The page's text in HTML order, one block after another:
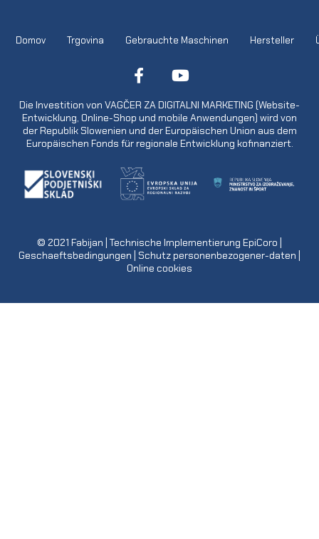
Domov Trgovina Gebrauchte Maschinen Hersteller
Die Investition von VAGČER ZA DIGITALNI MARKETING (Website-
Entwicklung, Online-Shop und mobile Anwendungen) wird von
der Republik Slowenien und der Europäischen Union aus dem
Europäischen Fonds für regionale Entwicklung kofinanziert.
© 2021 Fabijan | Technische Implementierung EpiCoro
Geschaeftsbedingungen Schutz personenbezogener-daten
Online cookies